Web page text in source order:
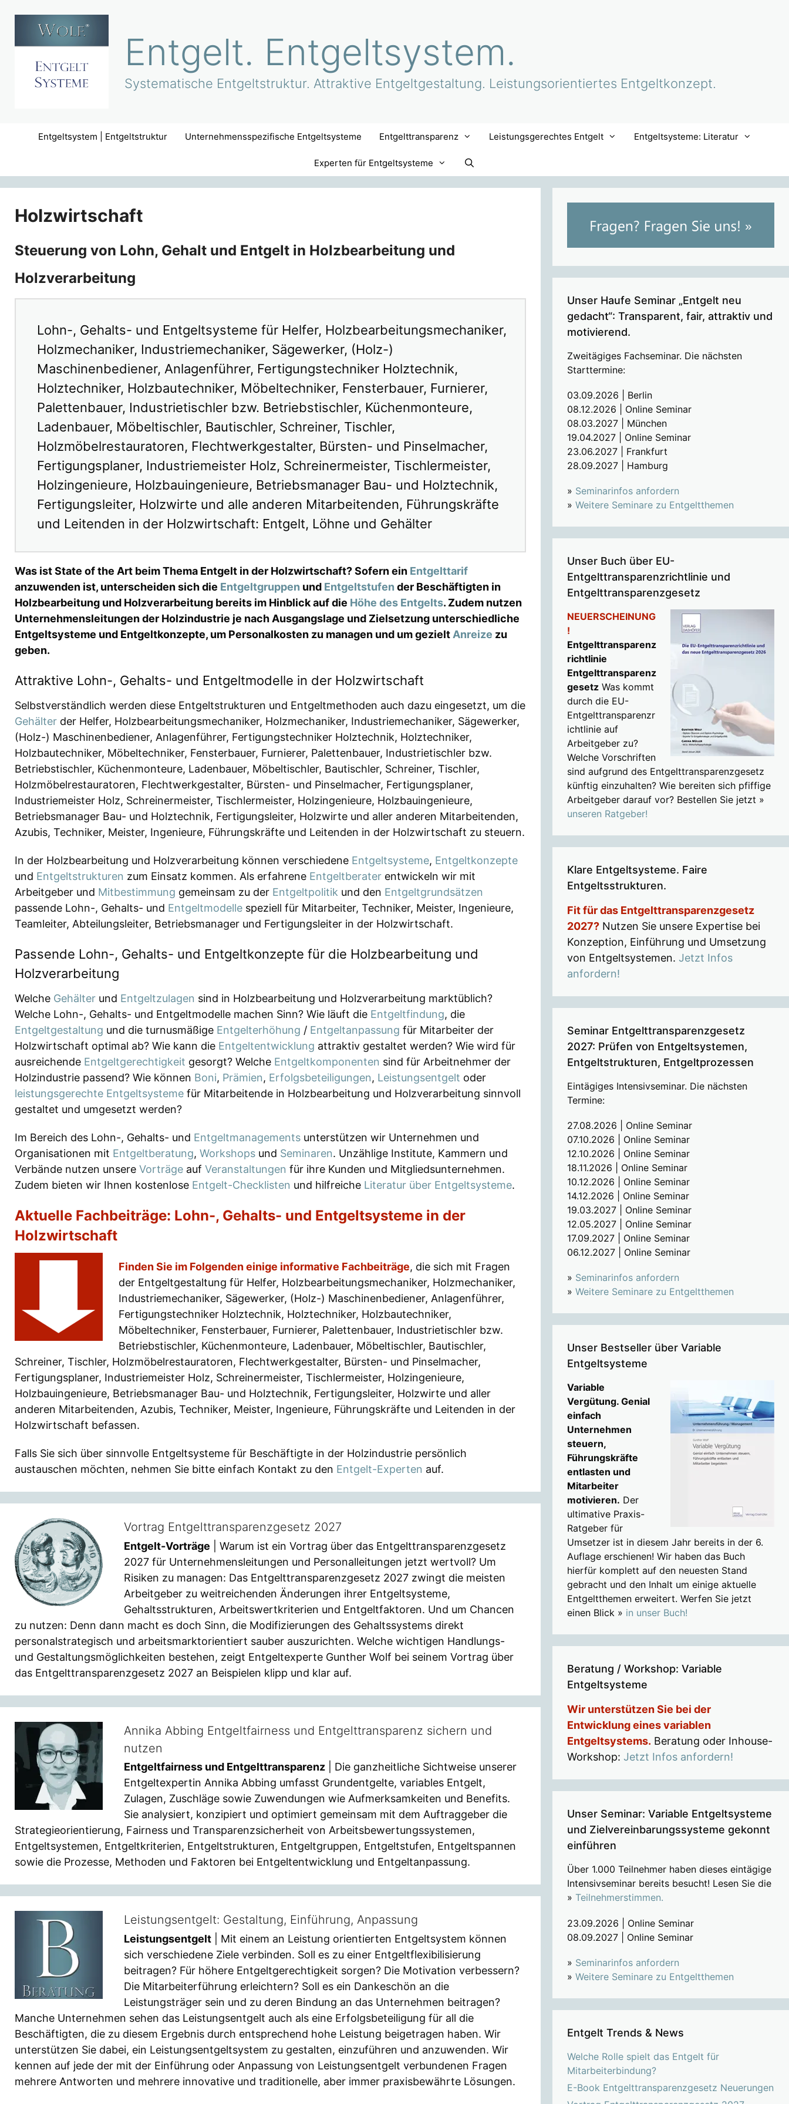
springen
Entgelt. Entgeltsystem.
Systematische Entgeltstruktur. Attraktive Entgeltgestaltung. Leistungsorientiertes Entgeltkonzept.
Entgeltsystem | Entgeltstruktur Unternehmensspezifische Entgeltsysteme Entgelttransparenz Leistungsgerechtes Entgelt Entgeltsysteme: Literatur
Experten für Entgeltsysteme
Holzwirtschaft
Steuerung von Lohn, Gehalt und Entgelt in Holzbearbeitung und
Holzverarbeitung
Lohn-, Gehalts- und Entgeltsysteme für Helfer, Holzbearbeitungsmechaniker,
Holzmechaniker, Industriemechaniker, Sägewerker, (Holz-)
Maschinenbediener, Anlagenführer, Fertigungstechniker Holztechnik,
Holztechniker, Holzbautechniker, Möbeltechniker, Fensterbauer, Furnierer,
Palettenbauer, Industrietischler bzw. Betriebstischler, Küchenmonteure,
Ladenbauer, Möbeltischler, Bautischler, Schreiner, Tischler,
Holzmöbelrestauratoren, Flechtwerkgestalter, Bürsten- und Pinselmacher,
Fertigungsplaner, Industriemeister Holz, Schreinermeister, Tischlermeister,
Holzingenieure, Holzbauingenieure, Betriebsmanager Bau- und Holztechnik,
Fertigungsleiter, Holzwirte und alle anderen Mitarbeitenden, Führungskräfte
und Leitenden in der Holzwirtschaft: Entgelt, Löhne und Gehälter
Was ist State of the Art beim Thema Entgelt in der Holzwirtschaft? Sofern ein Entgelttarif
anzuwenden ist, unterscheiden sich die Entgeltgruppen und Entgeltstufen der Beschäftigten in
Holzbearbeitung und Holzverarbeitung bereits im Hinblick auf die Höhe des Entgelts. Zudem nutzen
Unternehmensleitungen der Holzindustrie je nach Ausgangslage und Zielsetzung unterschiedliche
Entgeltsysteme und Entgeltkonzepte, um Personalkosten zu managen und um gezielt Anreize zu
geben.
Attraktive Lohn-, Gehalts- und Entgeltmodelle in der Holzwirtschaft
Selbstverständlich werden diese Entgeltstrukturen und Entgeltmethoden auch dazu eingesetzt, um die
Gehälter der Helfer, Holzbearbeitungsmechaniker, Holzmechaniker, Industriemechaniker, Sägewerker,
(Holz-) Maschinenbediener, Anlagenführer, Fertigungstechniker Holztechnik, Holztechniker,
Holzbautechniker, Möbeltechniker, Fensterbauer, Furnierer, Palettenbauer, Industrietischler bzw.
Betriebstischler, Küchenmonteure, Ladenbauer, Möbeltischler, Bautischler, Schreiner, Tischler,
Holzmöbelrestauratoren, Flechtwerkgestalter, Bürsten- und Pinselmacher, Fertigungsplaner,
Industriemeister Holz, Schreinermeister, Tischlermeister, Holzingenieure, Holzbauingenieure,
Betriebsmanager Bau- und Holztechnik, Fertigungsleiter, Holzwirte und aller anderen Mitarbeitenden,
Azubis, Techniker, Meister, Ingenieure, Führungskräfte und Leitenden in der Holzwirtschaft zu steuern.
In der Holzbearbeitung und Holzverarbeitung können verschiedene Entgeltsysteme, Entgeltkonzepte
und Entgeltstrukturen zum Einsatz kommen. Als erfahrene Entgeltberater entwickeln wir mit
Arbeitgeber und Mitbestimmung gemeinsam zu der Entgeltpolitik und den Entgeltgrundsätzen
passende Lohn-, Gehalts- und Entgeltmodelle speziell für Mitarbeiter, Techniker, Meister, Ingenieure,
Teamleiter, Abteilungsleiter, Betriebsmanager und Fertigungsleiter in der Holzwirtschaft.
Passende Lohn-, Gehalts- und Entgeltkonzepte für die Holzbearbeitung und
Holzverarbeitung
Welche Gehälter und Entgeltzulagen sind in Holzbearbeitung und Holzverarbeitung marktüblich?
Welche Lohn-, Gehalts- und Entgeltmodelle machen Sinn? Wie läuft die Entgeltfindung, die
Entgeltgestaltung und die turnusmäßige Entgelterhöhung / Entgeltanpassung für Mitarbeiter der
Holzwirtschaft optimal ab? Wie kann die Entgeltentwicklung attraktiv gestaltet werden? Wie wird für
ausreichende Entgeltgerechtigkeit gesorgt? Welche Entgeltkomponenten sind für Arbeitnehmer der
Holzindustrie passend? Wie können Boni, Prämien, Erfolgsbeteiligungen, Leistungsentgelt oder
leistungsgerechte Entgeltsysteme für Mitarbeitende in Holzbearbeitung und Holzverarbeitung sinnvoll
gestaltet und umgesetzt werden?
Im Bereich des Lohn-, Gehalts- und Entgeltmanagements unterstützen wir Unternehmen und
Organisationen mit Entgeltberatung, Workshops und Seminaren. Unzählige Institute, Kammern und
Verbände nutzen unsere Vorträge auf Veranstaltungen für ihre Kunden und Mitgliedsunternehmen.
Zudem bieten wir Ihnen kostenlose Entgelt-Checklisten und hilfreiche Literatur über Entgeltsysteme.
Aktuelle Fachbeiträge: Lohn-, Gehalts- und Entgeltsysteme in der
Holzwirtschaft
Finden Sie im Folgenden einige informative Fachbeiträge, die sich mit Fragen
der Entgeltgestaltung für Helfer, Holzbearbeitungsmechaniker, Holzmechaniker,
Industriemechaniker, Sägewerker, (Holz-) Maschinenbediener, Anlagenführer,
Fertigungstechniker Holztechnik, Holztechniker, Holzbautechniker,
Möbeltechniker, Fensterbauer, Furnierer, Palettenbauer, Industrietischler bzw.
Betriebstischler, Küchenmonteure, Ladenbauer, Möbeltischler, Bautischler,
Schreiner, Tischler, Holzmöbelrestauratoren, Flechtwerkgestalter, Bürsten- und Pinselmacher,
Fertigungsplaner, Industriemeister Holz, Schreinermeister, Tischlermeister, Holzingenieure,
Holzbauingenieure, Betriebsmanager Bau- und Holztechnik, Fertigungsleiter, Holzwirte und aller
anderen Mitarbeitenden, Azubis, Techniker, Meister, Ingenieure, Führungskräfte und Leitenden in der
Holzwirtschaft befassen.
Falls Sie sich über sinnvolle Entgeltsysteme für Beschäftigte in der Holzindustrie persönlich
austauschen möchten, nehmen Sie bitte einfach Kontakt zu den Entgelt-Experten auf.
Vortrag Entgelttransparenzgesetz 2027
Entgelt-Vorträge | Warum ist ein Vortrag über das Entgelttransparenzgesetz
2027 für Unternehmensleitungen und Personalleitungen jetzt wertvoll? Um
Risiken zu managen: Das Entgelttransparenzgesetz 2027 zwingt die meisten
Arbeitgeber zu weitreichenden Änderungen ihrer Entgeltsysteme,
Gehaltsstrukturen, Arbeitswertkriterien und Entgeltfaktoren. Und um Chancen
zu nutzen: Denn dann macht es doch Sinn, die Modifizierungen des Gehaltssystems direkt
personalstrategisch und arbeitsmarktorientiert sauber auszurichten. Welche wichtigen Handlungs-
und Gestaltungsmöglichkeiten bestehen, zeigt Entgeltexperte Gunther Wolf bei seinem Vortrag über
das Entgelttransparenzgesetz 2027 an Beispielen klipp und klar auf.
Annika Abbing Entgeltfairness und Entgelttransparenz sichern und
nutzen
Entgeltfairness und Entgelttransparenz | Die ganzheitliche Sichtweise unserer
Entgeltexpertin Annika Abbing umfasst Grundentgelte, variables Entgelt,
Zulagen, Zuschläge sowie Zuwendungen wie Aufmerksamkeiten und Benefits.
Sie analysiert, konzipiert und optimiert gemeinsam mit dem Auftraggeber die
Strategieorientierung, Fairness und Transparenzsicherheit von Arbeitsbewertungssystemen,
Entgeltsystemen, Entgeltkriterien, Entgeltstrukturen, Entgeltgruppen, Entgeltstufen, Entgeltspannen
sowie die Prozesse, Methoden und Faktoren bei Entgeltentwicklung und Entgeltanpassung.
Leistungsentgelt: Gestaltung, Einführung, Anpassung
Leistungsentgelt | Mit einem an Leistung orientierten Entgeltsystem können
sich verschiedene Ziele verbinden. Soll es zu einer Entgeltflexibilisierung
beitragen? Für höhere Entgeltgerechtigkeit sorgen? Die Motivation verbessern?
Die Mitarbeiterführung erleichtern? Soll es ein Dankeschön an die
Leistungsträger sein und zu deren Bindung an das Unternehmen beitragen?
Manche Unternehmen sehen das Leistungsentgelt auch als eine Erfolgsbeteiligung für all die
Beschäftigten, die zu diesem Ergebnis durch entsprechend hohe Leistung beigetragen haben. Wir
unterstützen Sie dabei, ein Leistungsentgeltsystem zu gestalten, einzuführen und anzuwenden. Wir
kennen auf jede der mit der Einführung oder Anpassung von Leistungsentgelt verbundenen Fragen
mehrere Antworten und mehrere innovative und traditionelle, aber immer praxisbewährte Lösungen.
Unser Haufe Seminar „Entgelt neu
gedacht“: Transparent, fair, attraktiv und
motivierend.
Zweitägiges Fachseminar. Die nächsten
Starttermine:
03.09.2026 | Berlin
08.12.2026 | Online Seminar
08.03.2027 | München
19.04.2027 | Online Seminar
23.06.2027 | Frankfurt
28.09.2027 | Hamburg
» Seminarinfos anfordern
» Weitere Seminare zu Entgeltthemen
Unser Buch über EU-
Entgelttransparenzrichtlinie und
Entgelttransparenzgesetz
NEUERSCHEINUNG
!
Entgelttransparenz
richtlinie
Entgelttransparenz
gesetzWas kommt
durch die EU-
Entgelttransparenzr
ichtlinie auf
Arbeitgeber zu?
Welche Vorschriften
sind aufgrund des Entgelttransparenzgesetz
künftig einzuhalten? Wie bereiten sich pfiffige
Arbeitgeber darauf vor? Bestellen Sie jetzt »
unseren Ratgeber!
Klare Entgeltsysteme. Faire
Entgeltsstrukturen.
Fit für das Entgelttransparenzgesetz
2027?Nutzen Sie unsere Expertise bei
Konzeption, Einführung und Umsetzung
von Entgeltsystemen. Jetzt Infos
anfordern!
Seminar Entgelttransparenzgesetz
2027: Prüfen von Entgeltsystemen,
Entgeltstrukturen, Entgeltprozessen
Eintägiges Intensivseminar. Die nächsten
Termine:
27.08.2026 | Online Seminar
07.10.2026 | Online Seminar
12.10.2026 | Online Seminar
18.11.2026 | Online Seminar
10.12.2026 | Online Seminar
14.12.2026 | Online Seminar
19.03.2027 | Online Seminar
12.05.2027 | Online Seminar
17.09.2027 | Online Seminar
06.12.2027 | Online Seminar
» Seminarinfos anfordern
» Weitere Seminare zu Entgeltthemen
Unser Bestseller über Variable
Entgeltsysteme
Variable
Vergütung. Genial
einfach
Unternehmen
steuern,
Führungskräfte
entlasten und
Mitarbeiter
motivieren. Der
ultimative Praxis-
Ratgeber für
Umsetzer ist in diesem Jahr bereits in der 6.
Auflage erschienen! Wir haben das Buch
hierfür komplett auf den neuesten Stand
gebracht und den Inhalt um einige aktuelle
Entgeltthemen erweitert. Werfen Sie jetzt
einen Blick » in unser Buch!
Beratung / Workshop: Variable
Entgeltsysteme
Wir unterstützen Sie bei der
Entwicklung eines variablen
Entgeltsystems. Beratung oder Inhouse-
Workshop: Jetzt Infos anfordern!
Unser Seminar: Variable Entgeltsysteme
und Zielvereinbarungssysteme gekonnt
einführen
Über 1.000 Teilnehmer haben dieses eintägige
Intensivseminar bereits besucht! Lesen Sie die
» Teilnehmerstimmen.
23.09.2026 | Online Seminar
08.09.2027 | Online Seminar
» Seminarinfos anfordern
» Weitere Seminare zu Entgeltthemen
Entgelt Trends & News
Welche Rolle spielt das Entgelt für
Mitarbeiterbindung?
E-Book Entgelttransparenzgesetz Neuerungen